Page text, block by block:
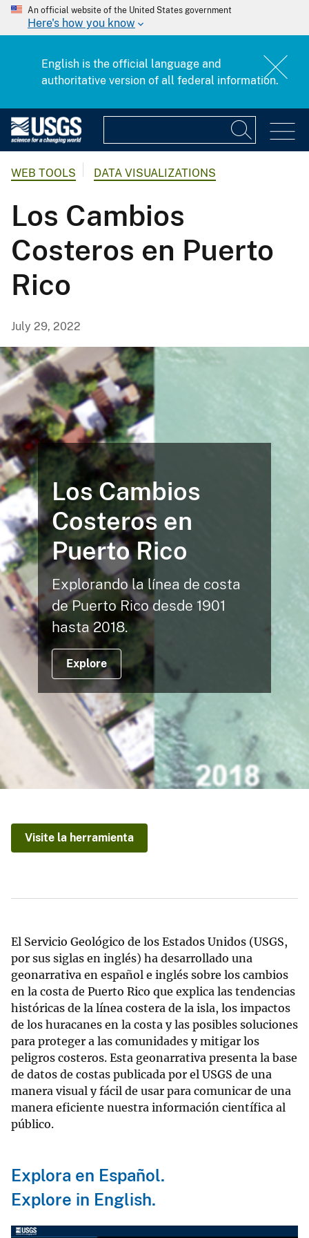
An official website of the United States government
Here's how you know
English is the official language and
authoritative version of all federal information.
WEB TOOLS DATA VISUALIZATIONS
Los Cambios
Costeros en Puerto
Rico
July 29, 2022
Los Cambios
Costeros en
Puerto Rico
Explorando la línea de costa
de Puerto Rico desde 1901
hasta 2018.
Explore
Visite la herramienta
El Servicio Geológico de los Estados Unidos (USGS,
por sus siglas en inglés) ha desarrollado una
geonarrativa en español e inglés sobre los cambios
en la costa de Puerto Rico que explica las tendencias
históricas de la línea costera de la isla, los impactos
de los huracanes en la costa y las posibles soluciones
para proteger a las comunidades y mitigar los
peligros costeros. Esta geonarrativa presenta la base
de datos de costas publicada por el USGS de una
manera visual y fácil de usar para comunicar de una
manera eficiente nuestra información científica al
público.
Explora en Español.
Explore in English.